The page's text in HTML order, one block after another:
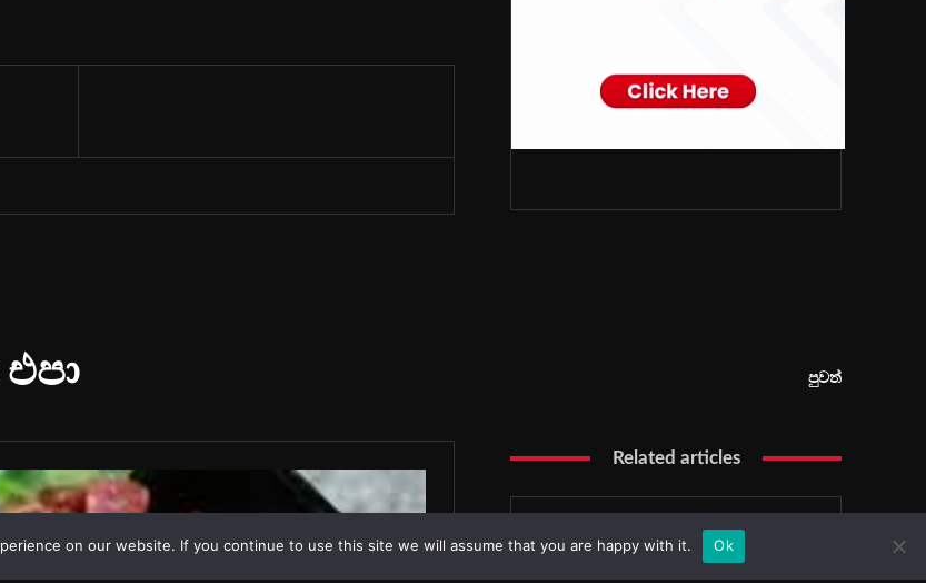
on our website. If you continue to use this site we will assume that you are happy with it. Ok